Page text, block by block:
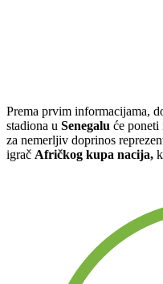
Prema prvim informacijama,
stadiona u Senegalu će poneti
za nemerljiv doprinos
igrač Afričkog kupa nacija,